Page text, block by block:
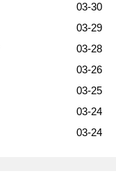
03-30
03-29
03-28
03-26
03-25
03-24
03-24